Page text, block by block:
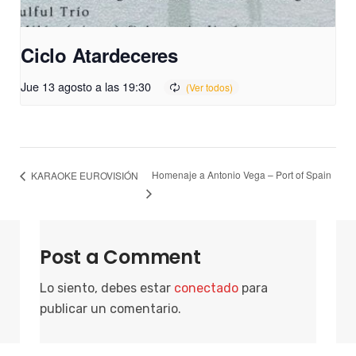
Ciclo Atardeceres
Jue 13 agosto a las 19:30
KARAOKE EUROVISIÓN Homenaje a Antonio Vega – Port of Spain
Post a Comment
Lo siento, debes estar conectado para
publicar un comentario.